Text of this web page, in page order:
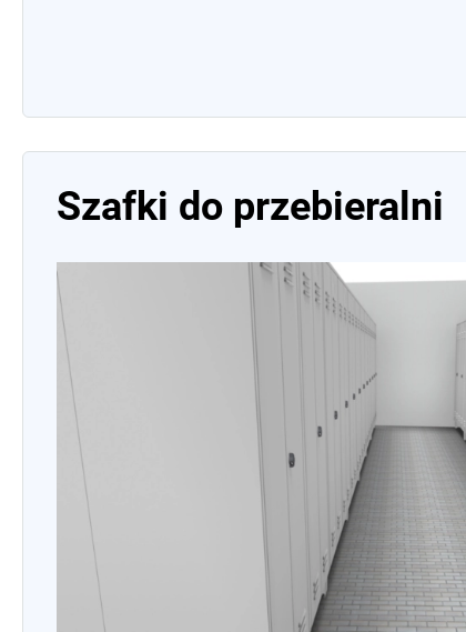
Szafki do przebieralni